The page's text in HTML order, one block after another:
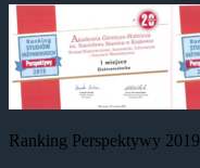
Ranking Perspektywy 2019